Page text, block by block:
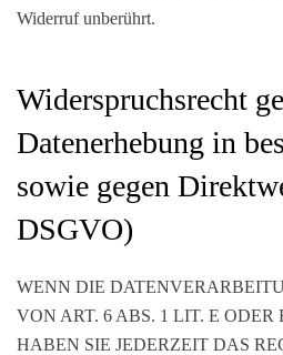
Widerruf unberührt.
Widerspruchsrecht
Datenerhebung in
sowie gegen
DSGVO)
WENN DIE
VON ART. 6 ABS. 1 LIT. E ODER
HABEN SIE JEDERZEIT DAS